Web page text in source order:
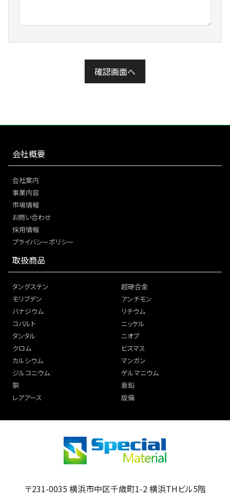
会社概要
会社案内
事業内容
市場情報
お問い合わせ
採用情報
プライバシーポリシー
取扱商品
タングステン
超硬合金
モリブデン
アンチモン
バナジウム
リチウム
コバルト
ニッケル
タンタル
ニオブ
クロム
ビスマス
カルシウム
マンガン
ジルコニウム
ゲルマニウム
銅
亜鉛
レアアース
設備
〒231-0035 横浜市中区千歳町1-2 横浜THビル5階